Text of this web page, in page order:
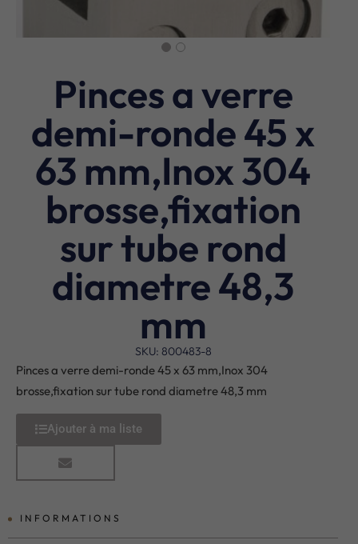
Pinces a verre
demi-ronde 45 x
63 mm,Inox 304
brosse,fixation
sur tube rond
diametre 48,3
mm
SKU: 800483-8
Pinces a verre demi-ronde 45 x 63 mm,Inox 304
brosse,fixation sur tube rond diametre 48,3 mm
Ajouter à ma liste
INFORMATIONS